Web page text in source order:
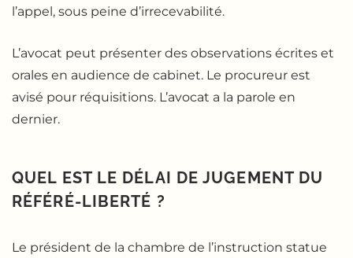
l’appel, sous peine d’irrecevabilité.
L’avocat peut présenter des observations écrites et
orales en audience de cabinet. Le procureur est
avisé pour réquisitions. L’avocat a la parole en
dernier.
QUEL EST LE DÉLAI DE JUGEMENT DU
RÉFÉRÉ-LIBERTÉ ?
Le président de la chambre de l’instruction statue